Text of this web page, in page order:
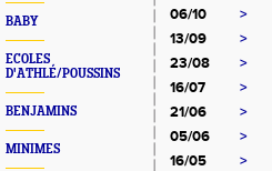
BABY
ECOLES
D'ATHLÉ/POUSSINS
BENJAMINS
MINIMES
06/10
>
13/09
>
23/08
>
16/07
>
21/06
>
05/06
>
16/05
>